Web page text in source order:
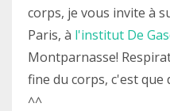
corps, je vous invite à
Paris, à l'institut De
Montparnasse!
fine du corps, c'est que
^^